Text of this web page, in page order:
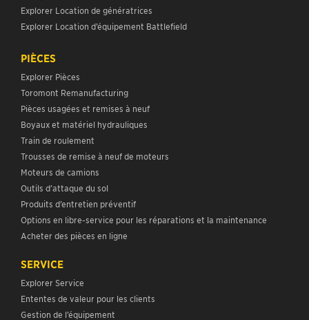
Explorer Location de génératrices
Explorer Location d’équipement Battlefield
PIÈCES
Explorer Pièces
Toromont Remanufacturing
Pièces usagées et remises à neuf
Boyaux et matériel hydrauliques
Train de roulement
Trousses de remise à neuf de moteurs
Moteurs de camions
Outils d’attaque du sol
Produits d’entretien préventif
Options en libre-service pour les réparations et la maintenance
Acheter des pièces en ligne
SERVICE
Explorer Service
Ententes de valeur pour les clients
Gestion de l’équipement